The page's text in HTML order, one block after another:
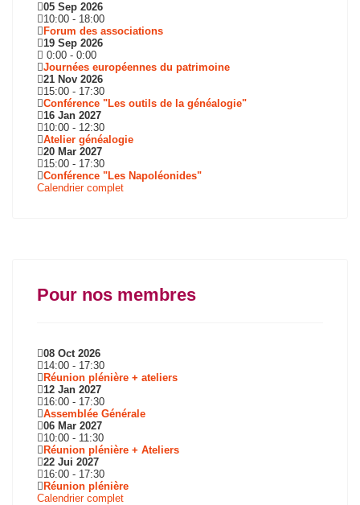
05 Sep 2026
10:00 - 18:00
Forum des associations
19 Sep 2026
0:00 - 0:00
Journées européennes du patrimoine
21 Nov 2026
15:00 - 17:30
Conférence "Les outils de la généalogie"
16 Jan 2027
10:00 - 12:30
Atelier généalogie
20 Mar 2027
15:00 - 17:30
Conférence "Les Napoléonides"
Calendrier complet
Pour nos membres
08 Oct 2026
14:00 - 17:30
Réunion plénière + ateliers
12 Jan 2027
16:00 - 17:30
Assemblée Générale
06 Mar 2027
10:00 - 11:30
Réunion plénière + Ateliers
22 Jui 2027
16:00 - 17:30
Réunion plénière
Calendrier complet